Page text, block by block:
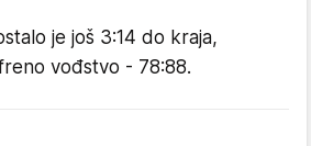
je još 3:14 do kraja,
vođstvo - 78:88.